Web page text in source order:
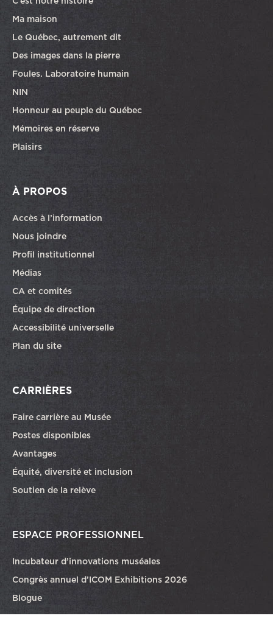
Ma maison
Le Québec, autrement dit
Des images dans la pierre
Foules. Laboratoire humain
NIN
Honneur au peuple du Québec
Mémoires en réserve
Plaisirs
À PROPOS
Accès à l’information
Nous joindre
Profil institutionnel
Médias
CA et comités
Équipe de direction
Accessibilité universelle
Plan du site
CARRIÈRES
Faire carrière au Musée
Postes disponiblesCe lien ouvrira dans une autre fenêtre
Avantages
Équité, diversité et inclusion
Soutien de la relève
ESPACE PROFESSIONNEL
Incubateur d’innovations muséales
Congrès annuel d’ICOM Exhibitions 2026
Blogue